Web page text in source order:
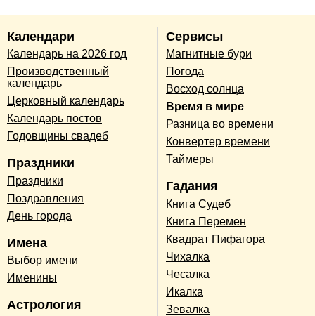
Календари
Календарь на 2026 год
Производственный
календарь
Церковный календарь
Календарь постов
Годовщины свадеб
Праздники
Праздники
Поздравления
День города
Имена
Выбор имени
Именины
Астрология
Сервисы
Магнитные бури
Погода
Восход солнца
Время в мире
Разница во времени
Конвертер времени
Таймеры
Гадания
Книга Судеб
Книга Перемен
Квадрат Пифагора
Чихалка
Чесалка
Икалка
Зевалка